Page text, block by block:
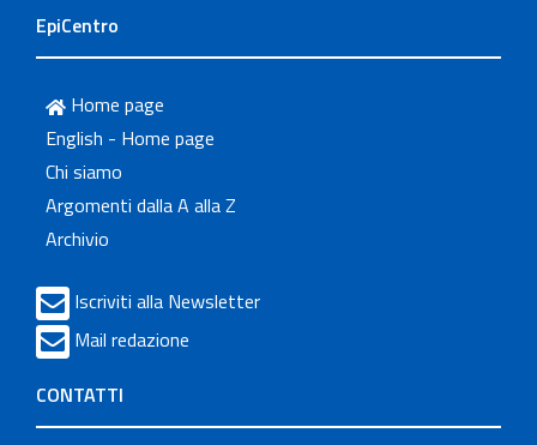
EpiCentro
Home page
English - Home page
Chi siamo
Argomenti dalla A alla Z
Archivio
Iscriviti alla Newsletter
Mail redazione
CONTATTI